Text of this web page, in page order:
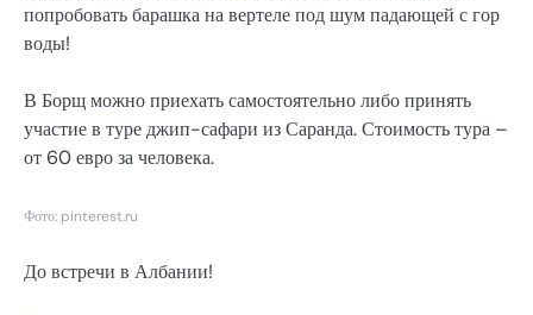
попробовать барашка на вертеле под шум падающей с гор
воды!
В Борщ можно приехать самостоятельно либо принять
участие в туре джип-сафари из Саранда. Стоимость тура –
от 60 евро за человека.
Фото: pinterest.ru
До встречи в Албании!